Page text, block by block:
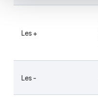
Les +
Les -